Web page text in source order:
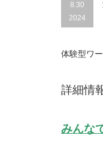
8.30
2024
体験型ワ
詳細情
みんな